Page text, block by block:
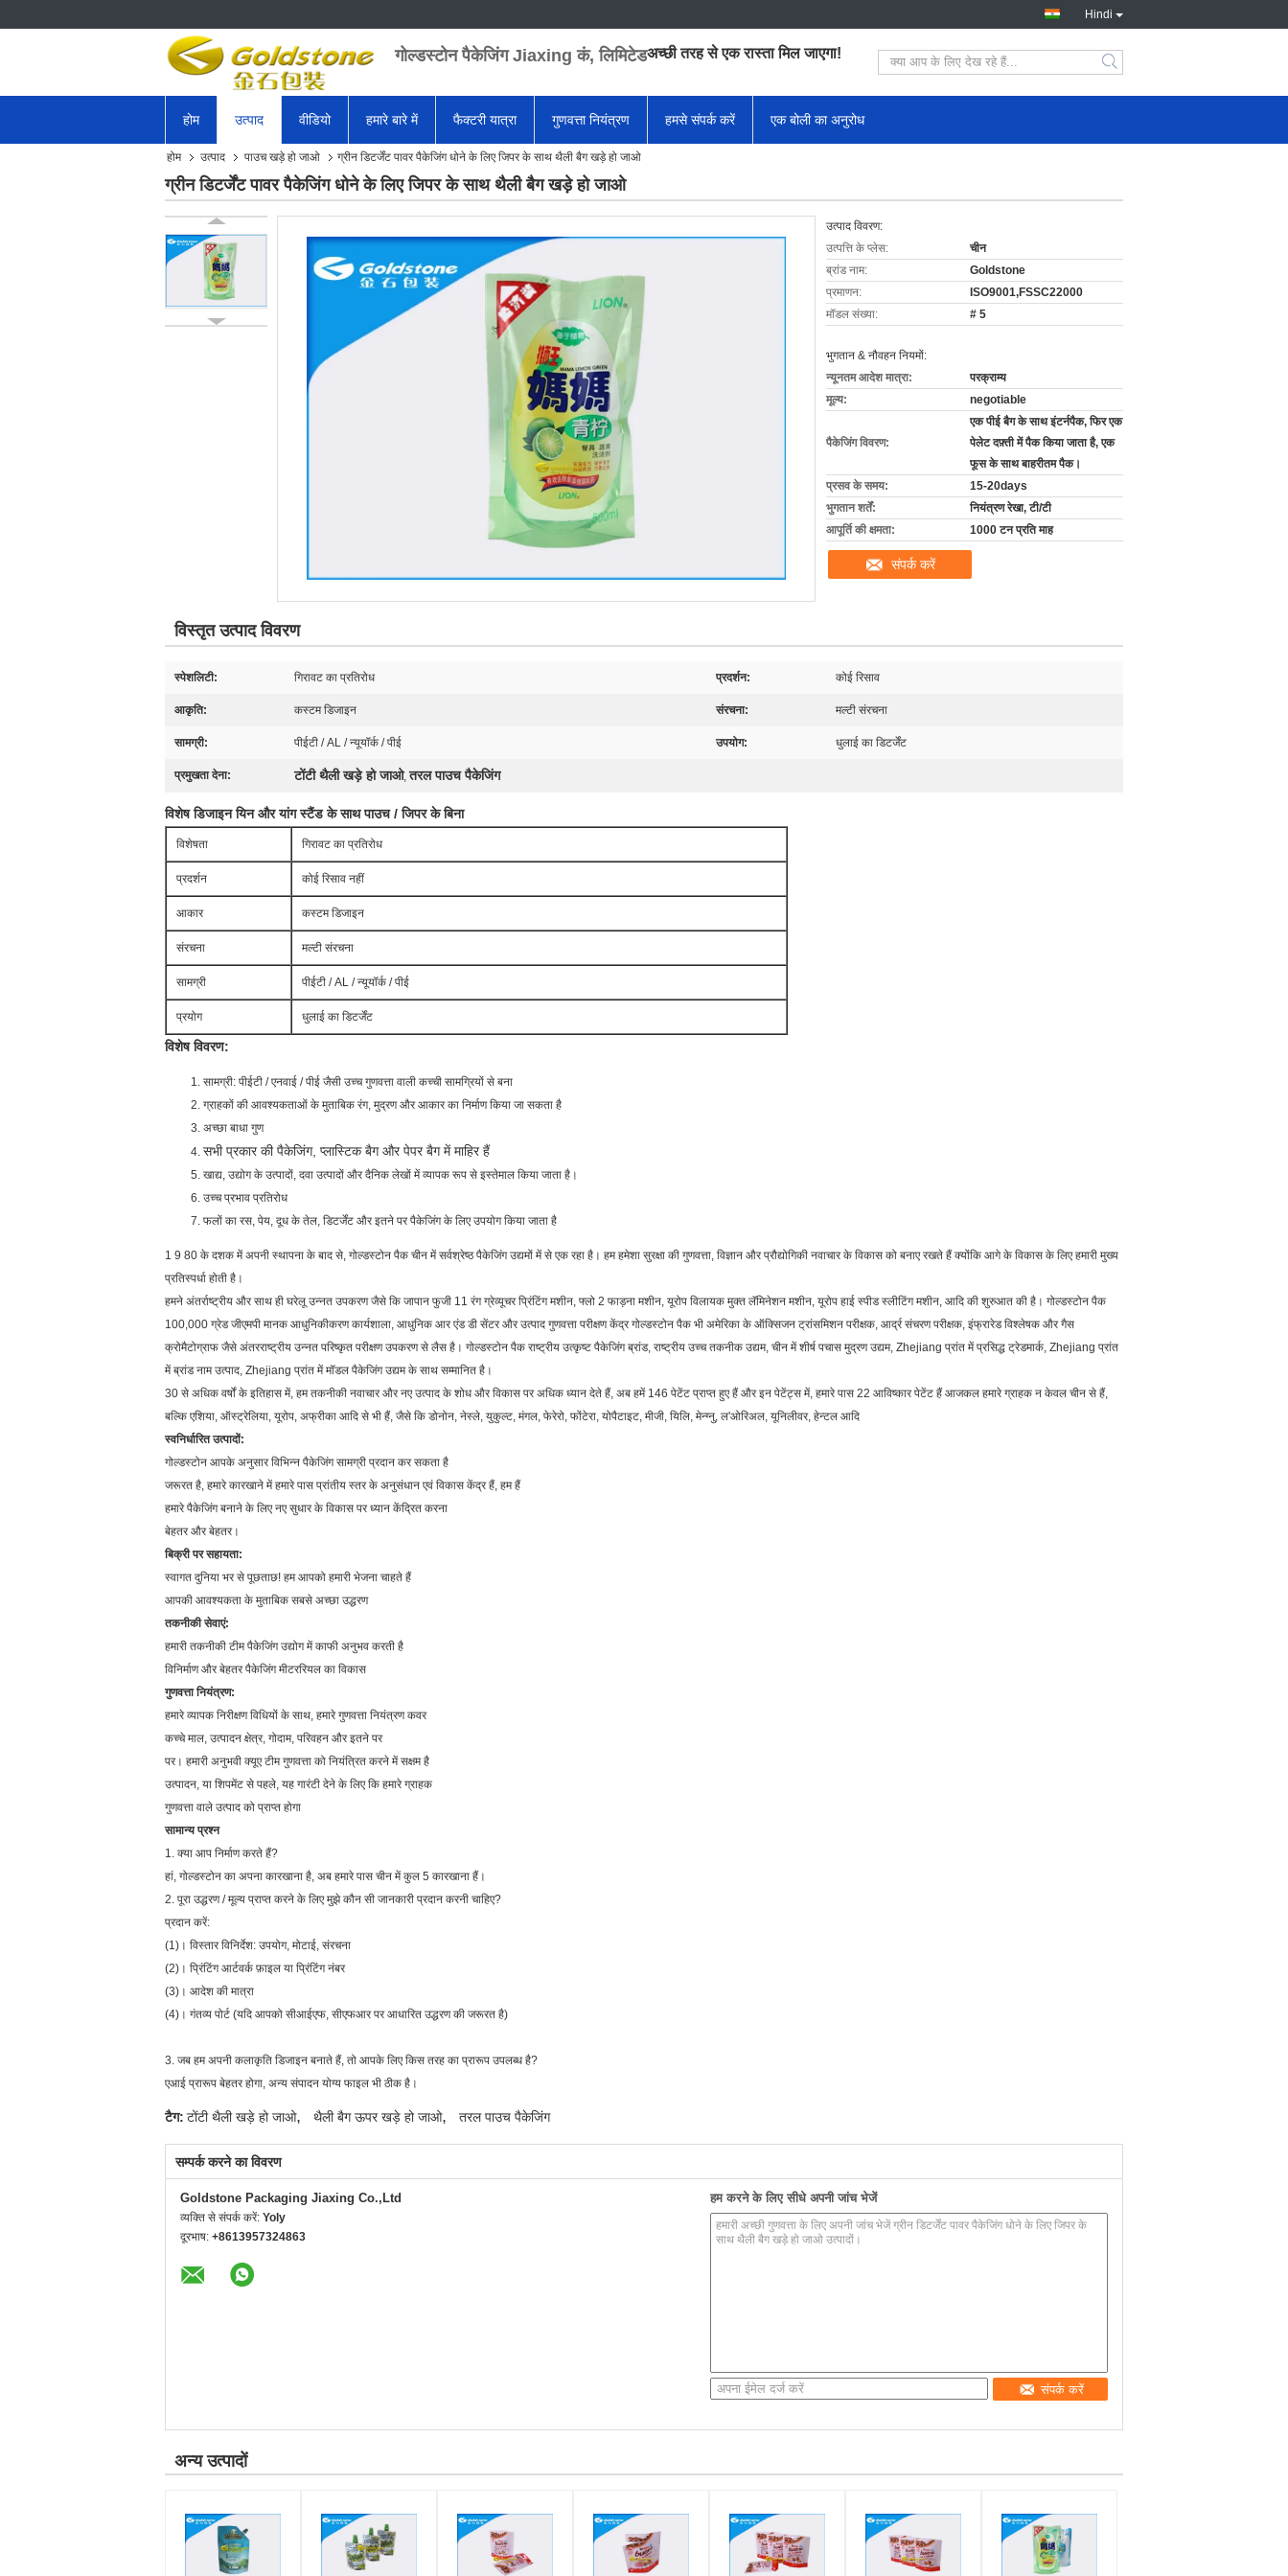
Hindi
गोल्डस्टोन पैकेजिंग Jiaxing कं, लिमिटेडअच्छी तरह से एक रास्ता मिल जाएगा!
होम उत्पाद वीडियो हमारे बारे में फैक्टरी यात्रा गुणवत्ता नियंत्रण हमसे संपर्क करें एक बोली का अनुरोध
होम उत्पाद पाउच खड़े हो जाओ ग्रीन डिटर्जेंट पावर पैकेजिंग धोने के लिए जिपर के साथ थैली बैग खड़े हो जाओ
ग्रीन डिटर्जेंट पावर पैकेजिंग धोने के लिए जिपर के साथ थैली बैग खड़े हो जाओ
उत्पाद विवरण:
उत्पत्ति के प्लेस:
चीन
ब्रांड नाम:
Goldstone
प्रमाणन:
ISO9001,FSSC22000
मॉडल संख्या:
# 5
भुगतान & नौवहन नियमों:
न्यूनतम आदेश मात्रा:
परक्राम्य
मूल्य:
negotiable
पैकेजिंग विवरण:
एक पीई बैग के साथ इंटर्नपैक, फिर एक
पेलेट दफ़्ती में पैक किया जाता है, एक
फूस के साथ बाहरीतम पैक।
प्रसव के समय:
15-20days
भुगतान शर्तें:
नियंत्रण रेखा, टी/टी
आपूर्ति की क्षमता:
1000 टन प्रति माह
संपर्क करें
विस्तृत उत्पाद विवरण
स्पेशलिटी: गिरावट का प्रतिरोध प्रदर्शन: कोई रिसाव
आकृति: कस्टम डिजाइन संरचना: मल्टी संरचना
सामग्री: पीईटी / AL / न्यूयॉर्क / पीई उपयोग: धुलाई का डिटर्जेंट
प्रमुखता देना: टोंटी थैली खड़े हो जाओ,तरल पाउच पैकेजिंग
विशेष डिजाइन यिन और यांग स्टैंड के साथ पाउच / जिपर के बिना
विशेषता गिरावट का प्रतिरोध
प्रदर्शन कोई रिसाव नहीं
आकार कस्टम डिजाइन
संरचना मल्टी संरचना
सामग्री पीईटी / AL / न्यूयॉर्क / पीई
प्रयोग धुलाई का डिटर्जेंट
विशेष विवरण:
सामग्री: पीईटी / एनवाई / पीई जैसी उच्च गुणवत्ता वाली कच्ची सामग्रियों से बना
ग्राहकों की आवश्यकताओं के मुताबिक रंग, मुद्रण और आकार का निर्माण किया जा सकता है
अच्छा बाधा गुण
सभी प्रकार की पैकेजिंग, प्लास्टिक बैग और पेपर बैग में माहिर हैं
खाद्य, उद्योग के उत्पादों, दवा उत्पादों और दैनिक लेखों में व्यापक रूप से इस्तेमाल किया जाता है।
उच्च प्रभाव प्रतिरोध
फलों का रस, पेय, दूध के तेल, डिटर्जेंट और इतने पर पैकेजिंग के लिए उपयोग किया जाता है
1 9 80 के दशक में अपनी स्थापना के बाद से, गोल्डस्टोन पैक चीन में सर्वश्रेष्ठ पैकेजिंग उद्यमों में से एक रहा है। हम हमेशा सुरक्षा की गुणवत्ता, विज्ञान और प्रौद्योगिकी नवाचार के विकास को बनाए रखते हैं क्योंकि आगे के विकास के लिए हमारी मुख्य
प्रतिस्पर्धा होती है।
हमने अंतर्राष्ट्रीय और साथ ही घरेलू उन्नत उपकरण जैसे कि जापान फुजी 11 रंग ग्रेव्यूचर प्रिंटिंग मशीन, फ्लो 2 फाड़ना मशीन, यूरोप विलायक मुक्त लॅमिनेशन मशीन, यूरोप हाई स्पीड स्लीटिंग मशीन, आदि की शुरुआत की है। गोल्डस्टोन पैक
100,000 ग्रेड जीएमपी मानक आधुनिकीकरण कार्यशाला, आधुनिक आर एंड डी सेंटर और उत्पाद गुणवत्ता परीक्षण केंद्र गोल्डस्टोन पैक भी अमेरिका के ऑक्सिजन ट्रांसमिशन परीक्षक, आर्द्र संचरण परीक्षक, इंफ्रारेड विश्लेषक और गैस
क्रोमैटोग्राफ जैसे अंतरराष्ट्रीय उन्नत परिष्कृत परीक्षण उपकरण से लैस है। गोल्डस्टोन पैक राष्ट्रीय उत्कृष्ट पैकेजिंग ब्रांड, राष्ट्रीय उच्च तकनीक उद्यम, चीन में शीर्ष पचास मुद्रण उद्यम, Zhejiang प्रांत में प्रसिद्ध ट्रेडमार्क, Zhejiang प्रांत
में ब्रांड नाम उत्पाद, Zhejiang प्रांत में मॉडल पैकेजिंग उद्यम के साथ सम्मानित है।
30 से अधिक वर्षों के इतिहास में, हम तकनीकी नवाचार और नए उत्पाद के शोध और विकास पर अधिक ध्यान देते हैं, अब हमें 146 पेटेंट प्राप्त हुए हैं और इन पेटेंट्स में, हमारे पास 22 आविष्कार पेटेंट हैं आजकल हमारे ग्राहक न केवल चीन से हैं,
बल्कि एशिया, ऑस्ट्रेलिया, यूरोप, अफ्रीका आदि से भी हैं, जैसे कि डोनोन, नेस्ले, युकुल्ट, मंगल, फेरेरो, फोंटेरा, योपैटाइट, मीजी, यिलि, मेन्ग्नु, ल'ओरिअल, यूनिलीवर, हेन्टल आदि
स्वनिर्धारित उत्पादों:
गोल्डस्टोन आपके अनुसार विभिन्न पैकेजिंग सामग्री प्रदान कर सकता है
जरूरत है, हमारे कारखाने में हमारे पास प्रांतीय स्तर के अनुसंधान एवं विकास केंद्र हैं, हम हैं
हमारे पैकेजिंग बनाने के लिए नए सुधार के विकास पर ध्यान केंद्रित करना
बेहतर और बेहतर।
बिक्री पर सहायता:
स्वागत दुनिया भर से पूछताछ! हम आपको हमारी भेजना चाहते हैं
आपकी आवश्यकता के मुताबिक सबसे अच्छा उद्धरण
तकनीकी सेवाएं:
हमारी तकनीकी टीम पैकेजिंग उद्योग में काफी अनुभव करती है
विनिर्माण और बेहतर पैकेजिंग मीटररियल का विकास
गुणवत्ता नियंत्रण:
हमारे व्यापक निरीक्षण विधियों के साथ, हमारे गुणवत्ता नियंत्रण कवर
कच्चे माल, उत्पादन क्षेत्र, गोदाम, परिवहन और इतने पर
पर। हमारी अनुभवी क्यूए टीम गुणवत्ता को नियंत्रित करने में सक्षम है
उत्पादन, या शिपमेंट से पहले, यह गारंटी देने के लिए कि हमारे ग्राहक
गुणवत्ता वाले उत्पाद को प्राप्त होगा
सामान्य प्रश्न
1. क्या आप निर्माण करते हैं?
हां, गोल्डस्टोन का अपना कारखाना है, अब हमारे पास चीन में कुल 5 कारखाना हैं।
2. पूरा उद्धरण / मूल्य प्राप्त करने के लिए मुझे कौन सी जानकारी प्रदान करनी चाहिए?
प्रदान करें:
(1)। विस्तार विनिर्देश: उपयोग, मोटाई, संरचना
(2)। प्रिंटिंग आर्टवर्क फ़ाइल या प्रिंटिंग नंबर
(3)। आदेश की मात्रा
(4)। गंतव्य पोर्ट (यदि आपको सीआईएफ, सीएफआर पर आधारित उद्धरण की जरूरत है)
3. जब हम अपनी कलाकृति डिजाइन बनाते हैं, तो आपके लिए किस तरह का प्रारूप उपलब्ध है?
एआई प्रारूप बेहतर होगा, अन्य संपादन योग्य फाइल भी ठीक है।
टैग: टोंटी थैली खड़े हो जाओ, थैली बैग ऊपर खड़े हो जाओ, तरल पाउच पैकेजिंग
सम्पर्क करने का विवरण
Goldstone Packaging Jiaxing Co.,Ltd
व्यक्ति से संपर्क करें: Yoly
दूरभाष: +8613957324863
हम करने के लिए सीधे अपनी जांच भेजें
संपर्क करें
अन्य उत्पादों